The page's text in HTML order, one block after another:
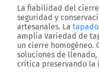
La fiabilidad del
seguridad y
artesanales. La
amplia variedad de
un cierre homogéneo.
soluciones de
crítica preservando